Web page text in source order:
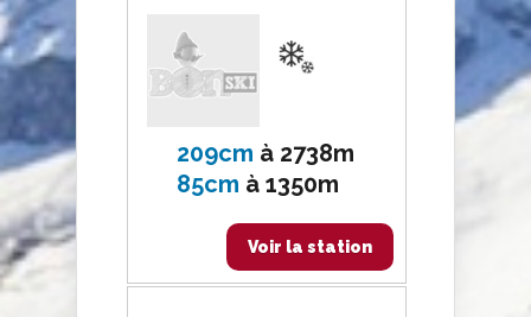
209cm à 2738m
85cm à1350m
Voir la station